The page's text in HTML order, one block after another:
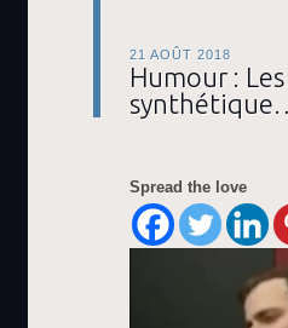
21 AOÛT 2018
Humour :
Spread the love